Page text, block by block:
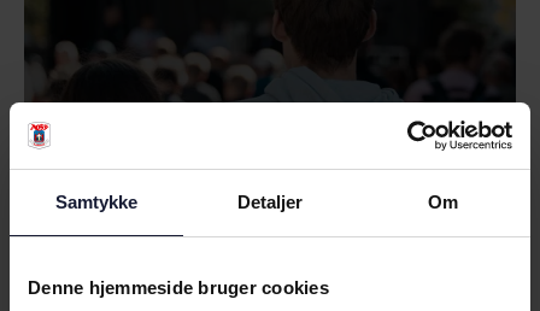
Samtykke Detaljer Om
Denne hjemmeside bruger cookies
04.06.2026